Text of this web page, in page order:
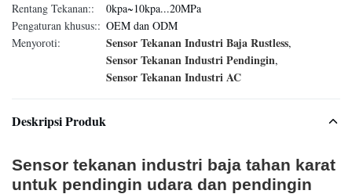
Rentang Tekanan::
0kpa~10kpa...20MPa
Pengaturan khusus:: OEM dan ODM
Menyoroti:
Sensor Tekanan Industri Baja Rustless,
Sensor Tekanan Industri Pendingin,
Sensor Tekanan Industri AC
Deskripsi Produk
Sensor tekanan industri baja tahan karat
untuk pendingin udara dan pendingin